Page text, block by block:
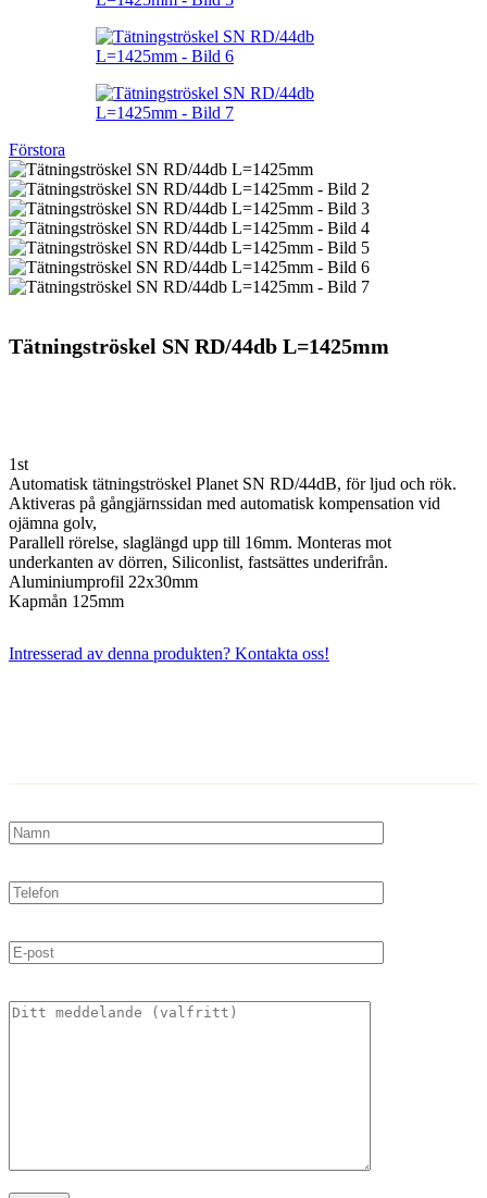
Förstora
Tätningströskel SN RD/44db L=1425mm
1st
Automatisk tätningströskel Planet SN RD/44dB, för ljud och rök.
Aktiveras på gångjärnssidan med automatisk kompensation vid
ojämna golv,
Parallell rörelse, slaglängd upp till 16mm. Monteras mot
underkanten av dörren, Siliconlist, fastsättes underifrån.
Aluminiumprofil 22x30mm
Kapmån 125mm
Intresserad av denna produkten? Kontakta oss!